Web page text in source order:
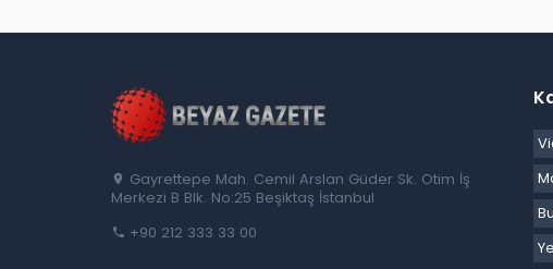
Gayrettepe Mah. Cemil Arslan Güder Sk. Otim İş
Merkezi B Blk. No:25 Beşiktaş İstanbul
+90 212 333 33 00